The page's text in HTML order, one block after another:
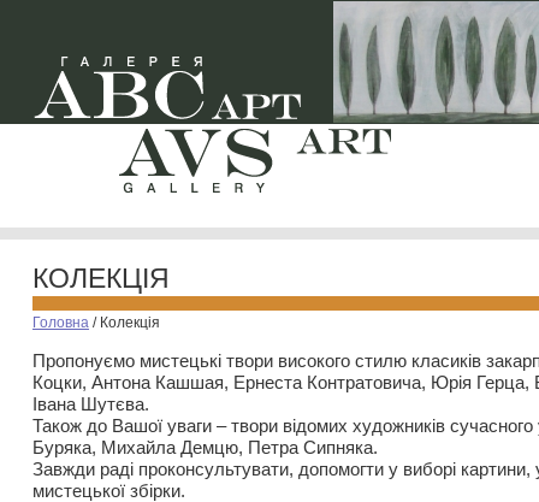
КОЛЕКЦІЯ
Головна / Колекція
Пропонуємо мистецькі твори високого стилю класиків
Коцки, Антона Кашшая, Ернеста Контратовича, Юрія
Івана Шутєва.
Також до Вашої уваги – твори відомих художників
Буряка, Михайла Демцю, Петра Сипняка.
Завжди раді проконсультувати, допомогти у виборі картини,
мистецької збірки.